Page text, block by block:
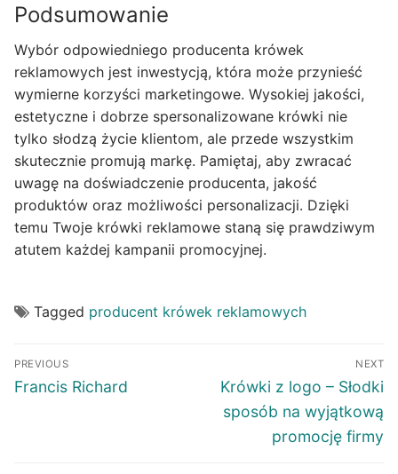
Podsumowanie
Wybór odpowiedniego producenta krówek
reklamowych jest inwestycją, która może przynieść
wymierne korzyści marketingowe. Wysokiej jakości,
estetyczne i dobrze spersonalizowane krówki nie
tylko słodzą życie klientom, ale przede wszystkim
skutecznie promują markę. Pamiętaj, aby zwracać
uwagę na doświadczenie producenta, jakość
produktów oraz możliwości personalizacji. Dzięki
temu Twoje krówki reklamowe staną się prawdziwym
atutem każdej kampanii promocyjnej.
Tagged producent krówek reklamowych
Post
navigation
PREVIOUS
Previous
Francis Richard
NEXT
Next
post:
Krówki z logo – Słodki
sposób na wyjątkową
promocję firmy